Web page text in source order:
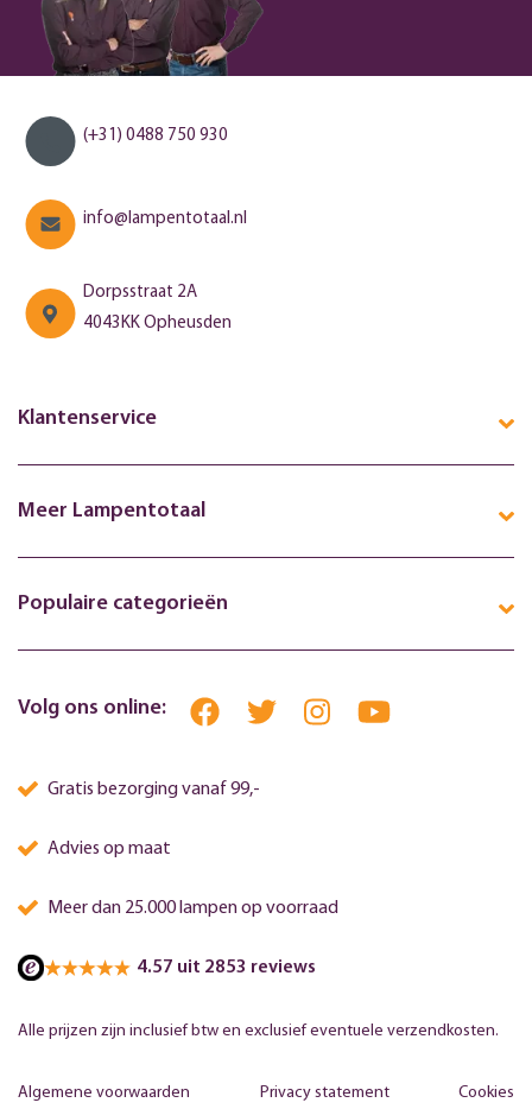
(+31) 0488 750 930
info@lampentotaal.nl
Dorpsstraat 2A
4043KK Opheusden
Klantenservice
Meer Lampentotaal
Populaire categorieën
Volg ons online:
Gratis bezorging vanaf 99,-
Advies op maat
Meer dan 25.000 lampen op voorraad
4.57 uit 2853 reviews
Alle prijzen zijn inclusief btw en exclusief eventuele verzendkosten.
Algemene voorwaarden Privacy statement Cookies